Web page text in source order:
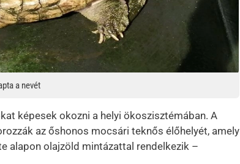
a nevét
képesek okozni a helyi ökoszisztémában. A
az őshonos mocsári teknős élőhelyét, amely
alapon olajzöld mintázattal rendelkezik –